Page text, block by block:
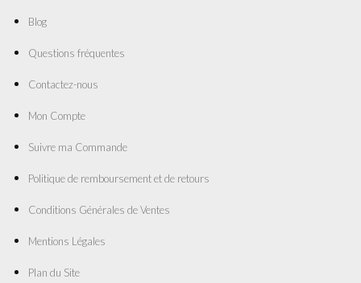
Blog
Questions fréquentes
Contactez-nous
Mon Compte
Suivre ma Commande
Politique de remboursement et de retours
Conditions Générales de Ventes
Mentions Légales
Plan du Site